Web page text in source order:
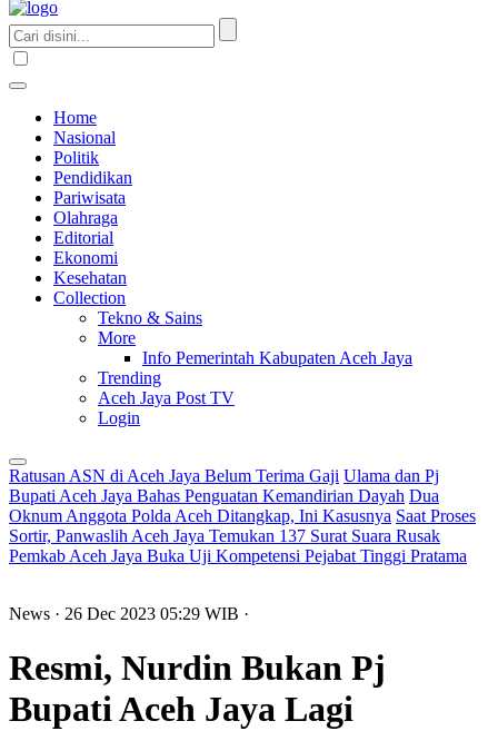
Home
Nasional
Politik
Pendidikan
Pariwisata
Olahraga
Editorial
Ekonomi
Kesehatan
Collection
Tekno & Sains
More
Info Pemerintah Kabupaten Aceh Jaya
Trending
Aceh Jaya Post TV
Login
Ratusan ASN di Aceh Jaya Belum Terima Gaji Ulama dan Pj
Bupati Aceh Jaya Bahas Penguatan Kemandirian Dayah Dua
Oknum Anggota Polda Aceh Ditangkap, Ini Kasusnya Saat Proses
Sortir, Panwaslih Aceh Jaya Temukan 137 Surat Suara Rusak
Pemkab Aceh Jaya Buka Uji Kompetensi Pejabat Tinggi Pratama
News · 26 Dec 2023 05:29 WIB ·
Resmi, Nurdin Bukan Pj
Bupati Aceh Jaya Lagi